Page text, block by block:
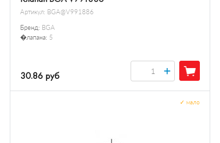
Артикул: BGA@V991886
Бренд: BGA
�лапана: 5
30.86 руб +
мало